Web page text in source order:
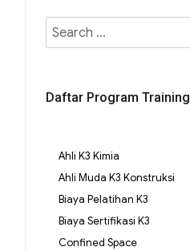
Daftar Program Training
Ahli K3 Kimia
Ahli Muda K3 Konstruksi
Biaya Pelatihan K3
Biaya Sertifikasi K3
Confined Space